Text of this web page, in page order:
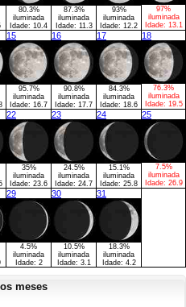
80.3%
iluminada
Idade: 10.4
87.3%
iluminada
Idade: 11.3
93%
iluminada
Idade: 12.2
97%
iluminada
Idade: 13.1
15
95.7%
iluminada
Idade: 16.7
16
90.8%
iluminada
Idade: 17.7
17
84.3%
iluminada
Idade: 18.6
18
76.3%
iluminada
Idade: 19.5
22
35%
iluminada
Idade: 23.6
23
24.5%
iluminada
Idade: 24.7
24
15.1%
iluminada
Idade: 25.8
25
7.5%
iluminada
Idade: 26.9
29
4.5%
iluminada
Idade: 2
30
10.5%
iluminada
Idade: 3.1
31
18.3%
iluminada
Idade: 4.2
meses